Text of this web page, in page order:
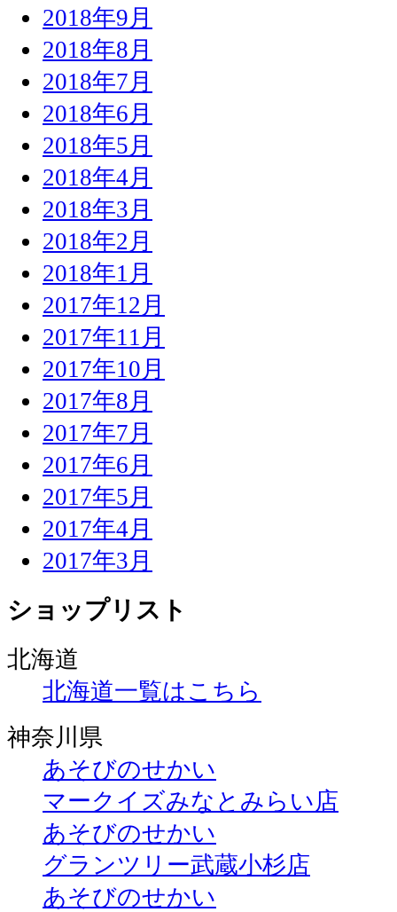
2018年9月
2018年8月
2018年7月
2018年6月
2018年5月
2018年4月
2018年3月
2018年2月
2018年1月
2017年12月
2017年11月
2017年10月
2017年8月
2017年7月
2017年6月
2017年5月
2017年4月
2017年3月
ショップリスト
北海道
北海道一覧はこちら
神奈川県
あそびのせかい
マークイズみなとみらい店
あそびのせかい
グランツリー武蔵小杉店
あそびのせかい